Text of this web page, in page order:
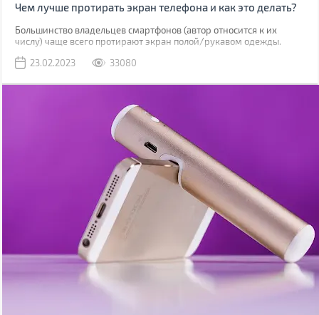
Чем лучше протирать экран телефона и как это делать?
Большинство владельцев смартфонов (автор относится к их
числу) чаще всего протирают экран полой/рукавом одежды.
приведет, но если вы внимательно присмотритесь к дисплею,
появления – неправильная чистка.
23.02.2023 33080